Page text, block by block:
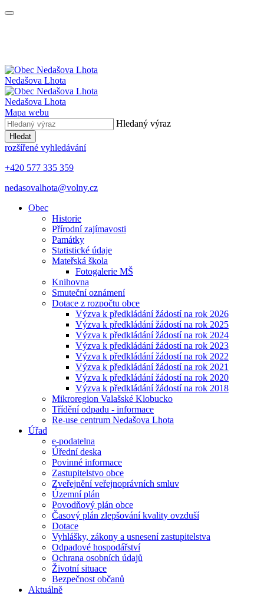
Nedašova Lhota
Nedašova Lhota
Mapa webu
Hledaný výraz
Hledat
rozšířené vyhledávání
+420 577 335 359
nedasovalhota@volny.cz
Obec
Historie
Přírodní zajímavosti
Památky
Statistické údaje
Mateřská škola
Fotogalerie MŠ
Knihovna
Smuteční oznámení
Dotace z rozpočtu obce
Výzva k předkládání žádostí na rok 2026
Výzva k předkládání žádostí na rok 2025
Výzva k předkládání žádostí na rok 2024
Výzva k předkládání žádostí na rok 2023
Výzva k předkládání žádostí na rok 2022
Výzva k předkládání žádostí na rok 2021
Výzva k předkládání žádostí na rok 2020
Výzva k předkládání žádostí na rok 2018
Mikroregion Valašské Klobucko
Třídění odpadu - informace
Re-use centrum Nedašova Lhota
Úřad
e-podatelna
Úřední deska
Povinné informace
Zastupitelstvo obce
Zveřejnění veřejnoprávních smluv
Územní plán
Povodňový plán obce
Časový plán zlepšování kvality ovzduší
Dotace
Vyhlášky, zákony a usnesení zastupitelstva
Odpadové hospodářství
Ochrana osobních údajů
Životní situace
Bezpečnost občanů
Aktuálně